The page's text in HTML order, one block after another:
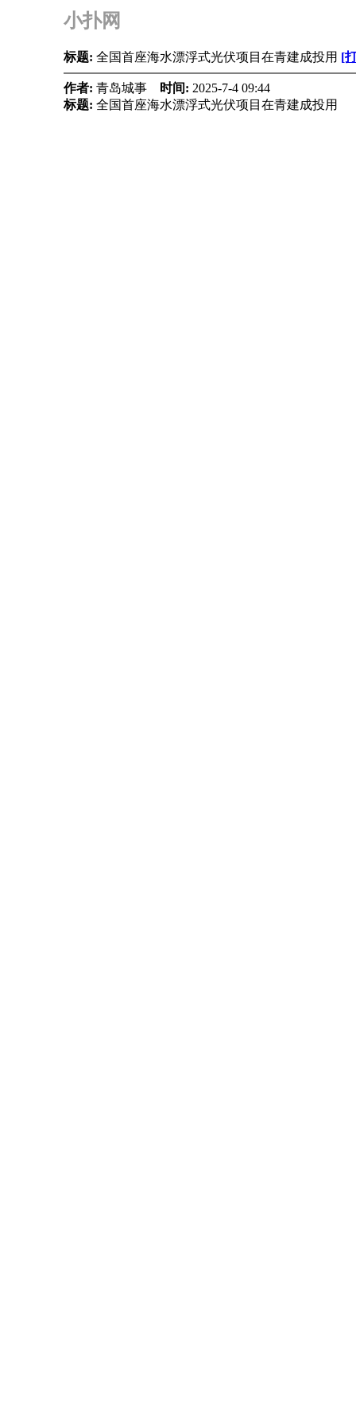
小扑网
标题: 全国首座海水漂浮式光伏项目在青建成投用 [
作者: 青岛城事 时间: 2025-7-4 09:44
标题: 全国首座海水漂浮式光伏项目在青建成投用